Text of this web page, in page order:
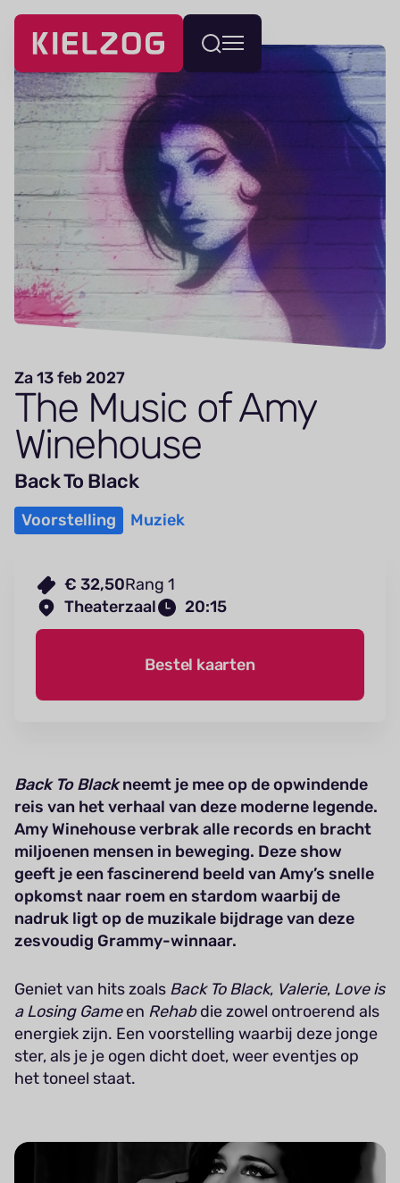
Navigatie
overslaan
Wissel
menu
Za 13 feb 2027
The Music of Amy
Winehouse
Back To Black
Voorstelling Muziek
€ 32,50Rang 1
Theaterzaal
20:15
Bestel kaarten
Back To Blackneemt je mee op de opwindende
reis van het verhaal van deze moderne legende.
Amy Winehouse verbrak alle records en bracht
miljoenen mensen in beweging. Deze show
geeft je een fascinerend beeld van Amy’s snelle
opkomst naar roem en stardom waarbij de
nadruk ligt op de muzikale bijdrage van deze
zesvoudig Grammy-winnaar.
Geniet van hits zoals Back To Black, Valerie, Love is
a Losing Gameen Rehabdie zowel ontroerend als
energiek zijn. Een voorstelling waarbij deze jonge
ster, als je je ogen dicht doet, weer eventjes op
het toneel staat.